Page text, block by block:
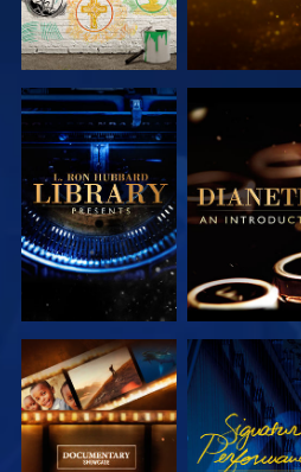
UTFORSKA
SERIEN
SERIEN
UTFORSKA
SERIEN
TITTA